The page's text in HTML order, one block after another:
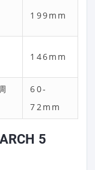
199mm
146mm
60-
72mm
5